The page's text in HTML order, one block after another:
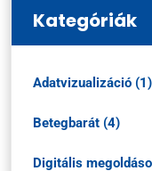
Kategóriák
Adatvizualizáció (1)
Betegbarát (4)
Digitális